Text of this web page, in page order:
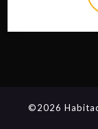
©2026